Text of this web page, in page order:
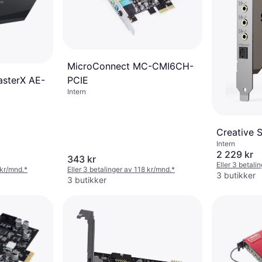
AE-
mnd.*
MicroConnect MC-CMI6CH-
PCIE
Intern
343 kr
Eller 3 betalinger av 118 kr/mnd.*
3 butikker
Creative
Intern
2 229 kr
Eller 3
3 butikker